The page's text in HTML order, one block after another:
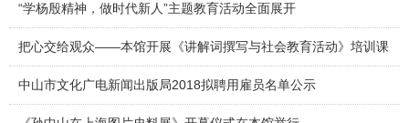
“学杨殷精神，做时代新人”主题教育活动全面展开
把心交给观众——本馆开展《讲解词撰写与社会教育活动》培训课
中山市文化广电新闻出版局2018拟聘用雇员名单公示